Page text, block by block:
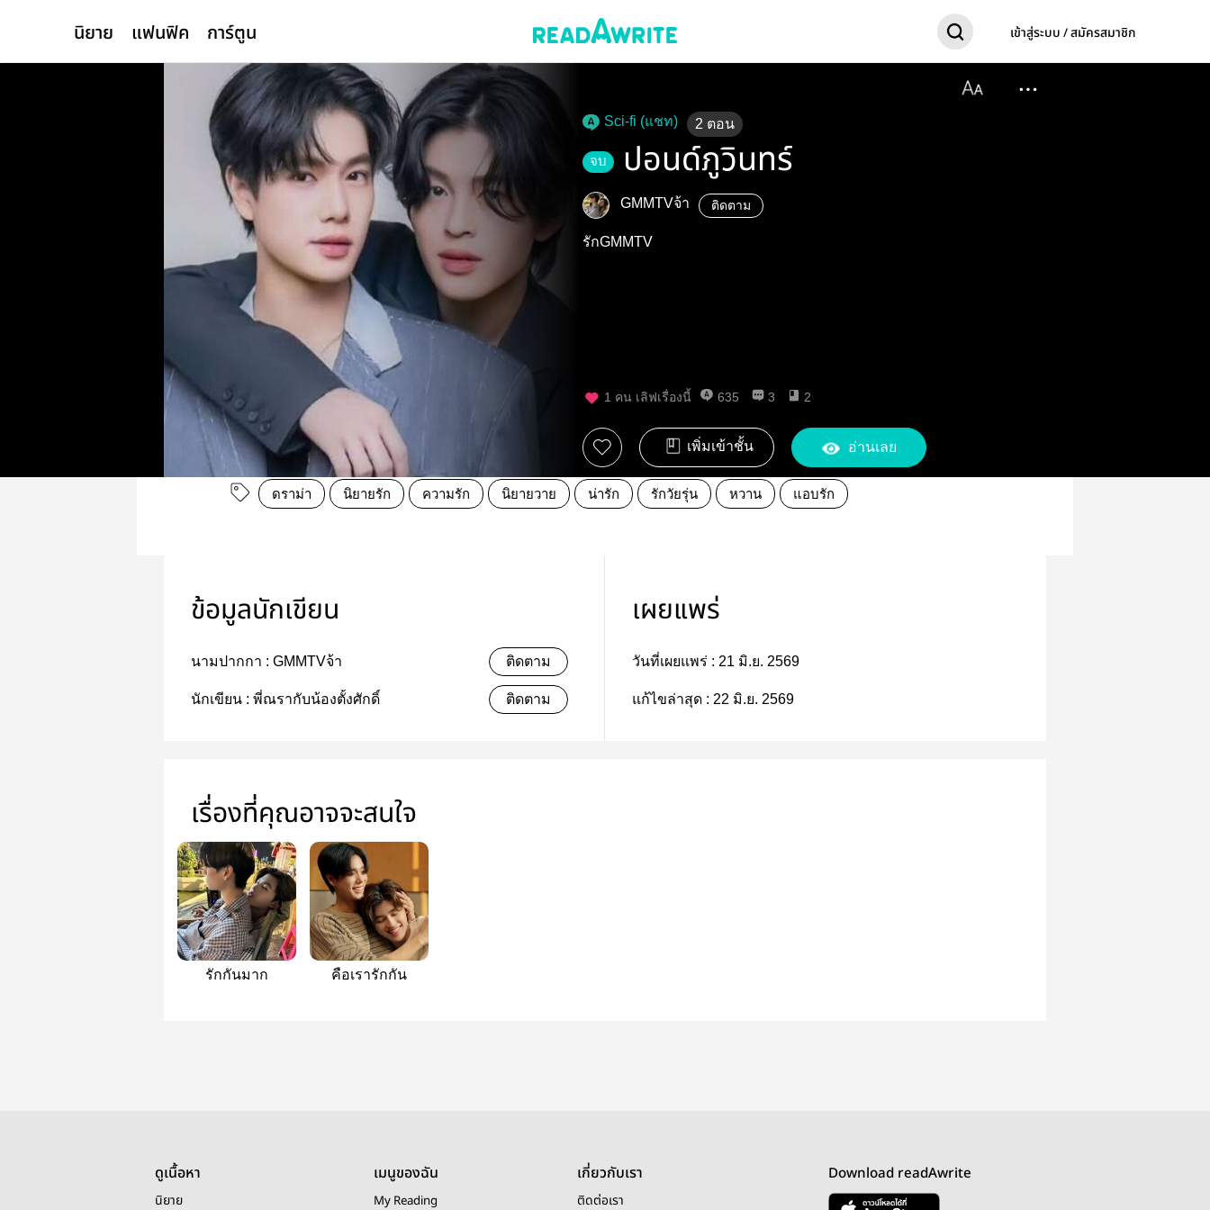
นิยาย แฟนฟิค การ์ตูน เข้าสู่ระบบ / สมัครสมาชิก
Sci-fi (แชท) 2 ตอน
จบ ปอนด์ภูวินทร์
GMMTVจ้า ติดตาม
รักGMMTV
1 คน เลิฟเรื่องนี้ 635 3 2
เพิ่มเข้าชั้น อ่านเลย
ดราม่า นิยายรัก ความรัก นิยายวาย น่ารัก รักวัยรุ่น หวาน แอบรัก
ข้อมูลนักเขียน
นามปากกา : GMMTVจ้า ติดตาม
นักเขียน : พี่ณรากับน้องตั้งศักดิ์ ติดตาม
เผยแพร่
วันที่เผยแพร่ : 21 มิ.ย. 2569
แก้ไขล่าสุด : 22 มิ.ย. 2569
เรื่องที่คุณอาจจะสนใจ
รักกันมาก คือเรารักกัน
ดูเนื้อหา
นิยาย
เมนูของฉัน
My Reading
เกี่ยวกับเรา
ติดต่อเรา
Download readAwrite